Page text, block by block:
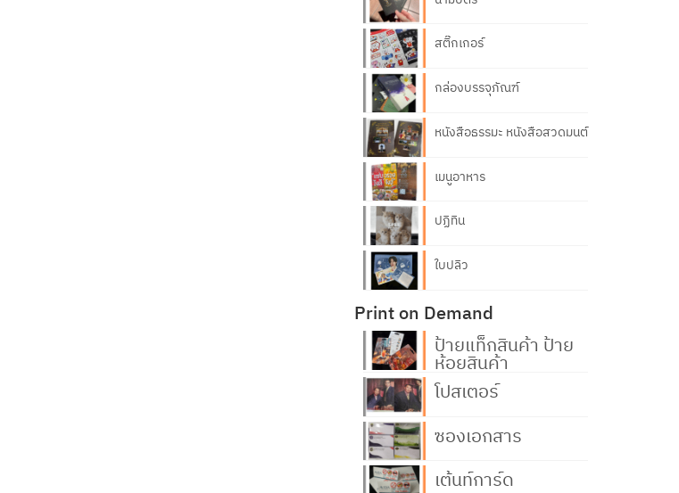
สติ๊กเกอร์
กล่องบรรจุภัณฑ์
หนังสือธรรมะ หนังสือสวดมนต์
เมนูอาหาร
ปฏิทิน
ใบปลิว
Print on Demand
ป้ายแท็กสินค้า ป้าย
ห้อยสินค้า
โปสเตอร์
ซองเอกสาร
เต้นท์การ์ด